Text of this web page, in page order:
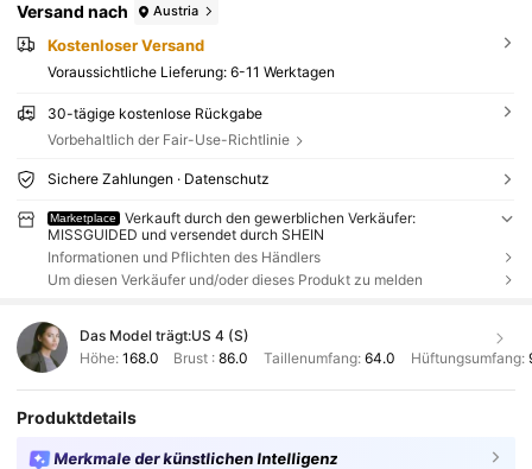
Versand nach Austria
Kostenloser Versand
Voraussichtliche Lieferung: 6-11 Werktagen
30-tägige kostenlose Rückgabe
Vorbehaltlich der Fair-Use-Richtlinie
Sichere Zahlungen · Datenschutz
Marketplace
Verkauft durch den gewerblichen Verkäufer:
MISSGUIDED und versendet durch SHEIN
Informationen und Pflichten des Händlers
Um diesen Verkäufer und/oder dieses Produkt zu melden
Das Model trägt:US 4 (S)
Höhe: 168.0 Brust :86.0 Taillenumfang: 64.0 Hüftungsumfang:
Produktdetails
Merkmale der künstlichen Intelligenz